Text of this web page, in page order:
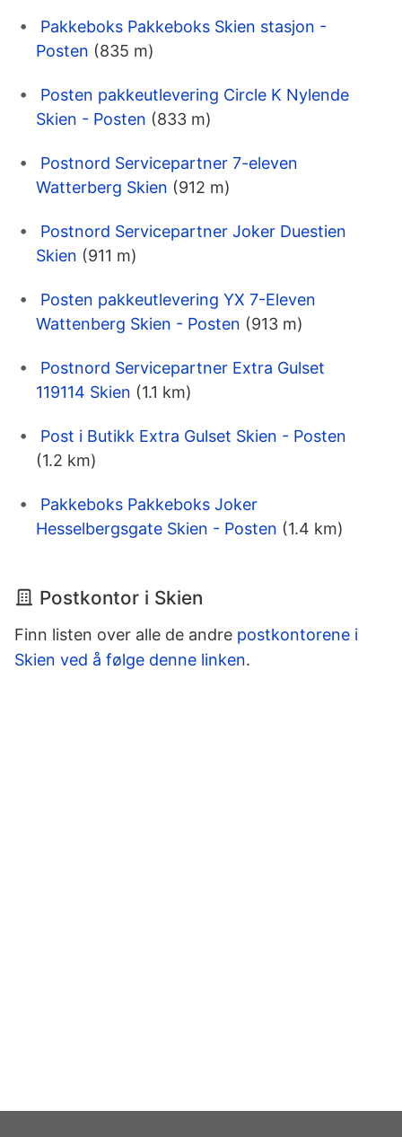
Pakkeboks Pakkeboks Skien stasjon -
Posten (835 m)
Posten pakkeutlevering Circle K Nylende
Skien - Posten (833 m)
Postnord Servicepartner 7-eleven
Watterberg Skien (912 m)
Postnord Servicepartner Joker Duestien
Skien (911 m)
Posten pakkeutlevering YX 7-Eleven
Wattenberg Skien - Posten (913 m)
Postnord Servicepartner Extra Gulset
119114 Skien (1.1 km)
Post i Butikk Extra Gulset Skien - Posten
(1.2 km)
Pakkeboks Pakkeboks Joker
Hesselbergsgate Skien - Posten (1.4 km)
Postkontor i Skien
Finn listen over alle de andre postkontorene i
Skien ved å følge denne linken.